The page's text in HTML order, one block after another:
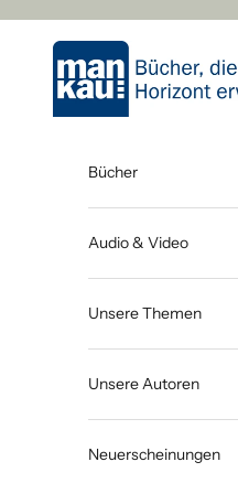
Mankau Verlag
Bücher
Audio & Video
Unsere Themen
Unsere Autoren
Neuerscheinungen